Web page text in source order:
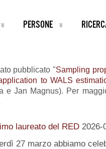
PERSONE
pubblicato "Sampling
to WALS
e Jan Magnus). Per
laureato del RED 2026-
27 marzo abbiamo